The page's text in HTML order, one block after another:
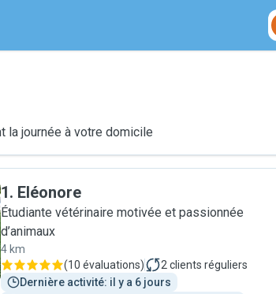
la journée à votre domicile
1. Eléonore
Étudiante vétérinaire motivée et passionnée
d’animaux
4 km
(10 évaluations) 2 clients réguliers
Dernière activité: il y a 6 jours